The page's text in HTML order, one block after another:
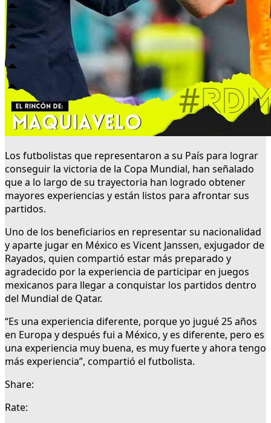
Los futbolistas que representaron a su País para lograr
conseguir la victoria de la Copa Mundial, han señalado
que a lo largo de su trayectoria han logrado obtener
mayores experiencias y están listos para afrontar sus
partidos.
Uno de los beneficiarios en representar su nacionalidad
y aparte jugar en México es Vicent Janssen, exjugador de
Rayados, quien compartió estar más preparado y
agradecido por la experiencia de participar en juegos
mexicanos para llegar a conquistar los partidos dentro
del Mundial de Qatar.
“Es una experiencia diferente, porque yo jugué 25 años
en Europa y después fui a México, y es diferente, pero es
una experiencia muy buena, es muy fuerte y ahora tengo
más experiencia”, compartió el futbolista.
Share:
Rate: